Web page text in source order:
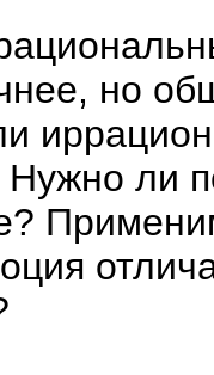
но
Нужно ли